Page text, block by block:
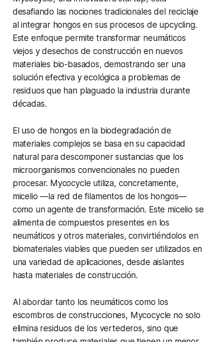
desafiando las nociones tradicionales del reciclaje
al integrar hongos en sus procesos de upcycling.
Este enfoque permite transformar neumáticos
viejos y desechos de construcción en nuevos
materiales bio-basados, demostrando ser una
solución efectiva y ecológica a problemas de
residuos que han plaguado la industria durante
décadas.
El uso de hongos en la biodegradación de
materiales complejos se basa en su capacidad
natural para descomponer sustancias que los
microorganismos convencionales no pueden
procesar. Mycocycle utiliza, concretamente,
micelio —la red de filamentos de los hongos—
como un agente de transformación. Este micelio se
alimenta de compuestos presentes en los
neumáticos y otros materiales, convirtiéndolos en
biomateriales viables que pueden ser utilizados en
una variedad de aplicaciones, desde aislantes
hasta materiales de construcción.
Al abordar tanto los neumáticos como los
escombros de construcciones, Mycocycle no solo
elimina residuos de los vertederos, sino que